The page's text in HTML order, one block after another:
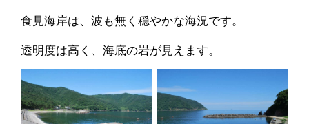
食見海岸は、波も無く穏やかな海況です。
透明度は高く、海底の岩が見えます。